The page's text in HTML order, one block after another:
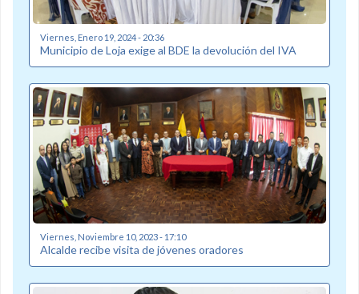
Viernes, Enero 19, 2024 - 20:36
Municipio de Loja exige al BDE la devolución del IVA
Viernes, Noviembre 10, 2023 - 17:10
Alcalde recibe visita de jóvenes oradores